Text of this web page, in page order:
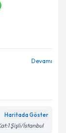
Aydınlatma
belirtilen
Devamı
Haritada Göster
Şişli/İstanbul